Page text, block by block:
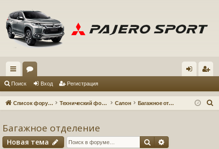
с
ы
и
ум д ис
Поиск Вход Регистрация
Список форумов Технический форум Салон Багажное отделение
Багажное отделение
Новая тема Поиск